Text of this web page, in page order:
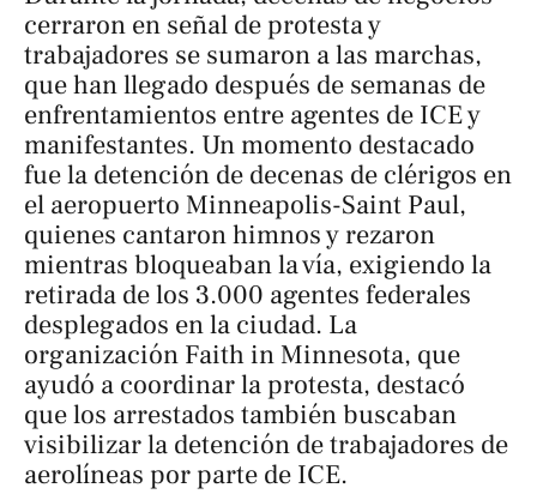
cerraron en señal de protesta y
trabajadores se sumaron a las marchas,
que han llegado después de semanas de
enfrentamientos entre agentes de ICE y
manifestantes. Un momento destacado
fue la detención de decenas de clérigos en
el aeropuerto Minneapolis-Saint Paul,
quienes cantaron himnos y rezaron
mientras bloqueaban la vía, exigiendo la
retirada de los 3.000 agentes federales
desplegados en la ciudad. La
organización Faith in Minnesota, que
ayudó a coordinar la protesta, destacó
que los arrestados también buscaban
visibilizar la detención de trabajadores de
aerolíneas por parte de ICE.